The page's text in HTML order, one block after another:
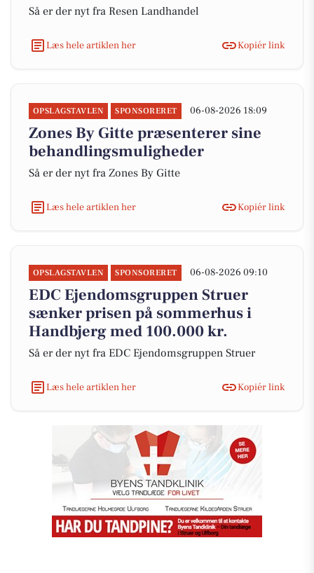
Så er der nyt fra Resen Landhandel
Læs hele artiklen her Kopiér link
OPSLAGSTAVLEN SPONSORERET 06-08-2026 18:09
Zones By Gitte præsenterer sine
behandlingsmuligheder
Så er der nyt fra Zones By Gitte
Læs hele artiklen her Kopiér link
OPSLAGSTAVLEN SPONSORERET 06-08-2026 09:10
EDC Ejen­doms­grup­pen Struer
sænker prisen på sommerhus i
Handbjerg med 100.000 kr.
Så er der nyt fra EDC Ejen­doms­grup­pen Struer
Læs hele artiklen her Kopiér link